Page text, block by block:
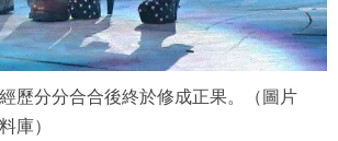
歷分分合合後終於修成正果。（圖片
庫）